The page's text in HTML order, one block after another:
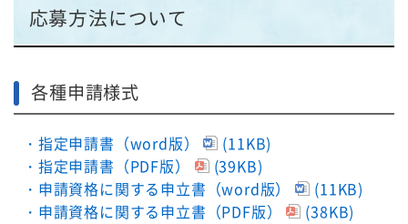
応募方法について
各種申請様式
・指定申請書（word版）
(11KB)
・指定申請書（PDF版）
(39KB)
・申請資格に関する申立書（word版）
(11KB)
・申請資格に関する申立書（PDF版）
(38KB)